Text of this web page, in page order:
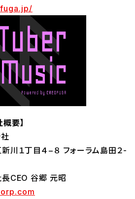
要】
川１丁目４−８ フォーラム島田２-
長CEO 谷郷 元昭